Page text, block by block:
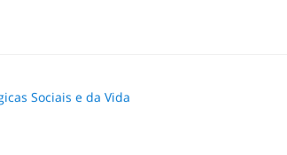
Sociais e da Vida